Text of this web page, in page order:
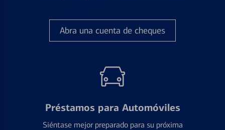
Abra una cuenta de cheques
Préstamos para Automóviles
Siéntase mejor preparado para su próxima